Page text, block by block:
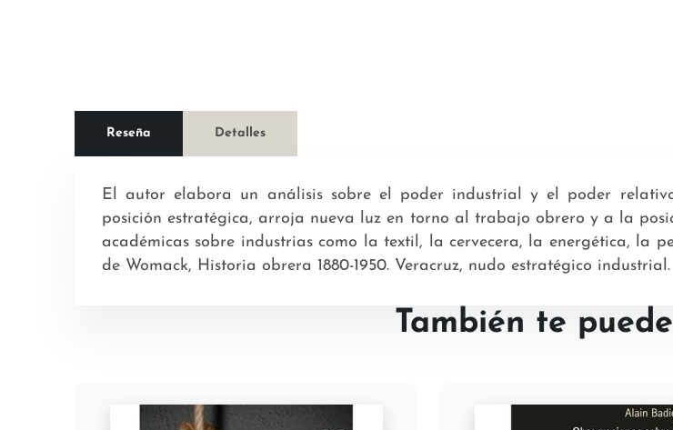
Reseña Detalles
El autor elabora un análisis sobre el poder industrial y el poder
posición estratégica, arroja nueva luz en torno al trabajo obrero y a la
académicas sobre industrias como la textil, la cervecera, la energética, la
de Womack, Historia obrera 1880-1950. Veracruz, nudo estratégico industrial.
También te